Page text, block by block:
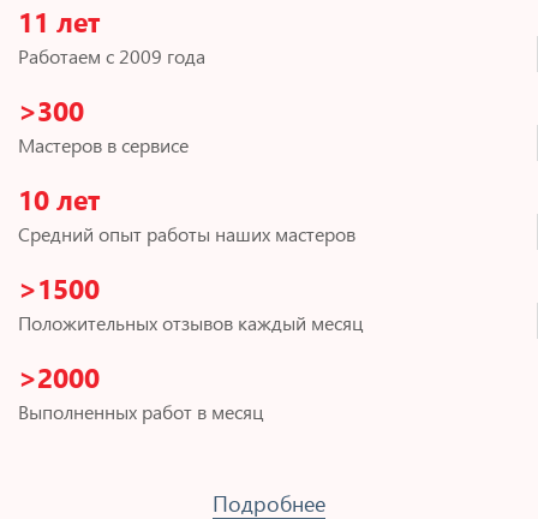
11 лет
Работаем с 2009 года
>300
Мастеров в сервисе
10 лет
Средний опыт работы наших мастеров
>1500
Положительных отзывов каждый месяц
>2000
Выполненных работ в месяц
Подробнее